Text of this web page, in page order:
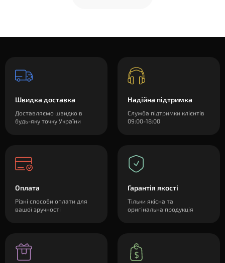
Швидка доставка
Доставляємо швидко в
будь-яку точку України
Надійна підтримка
Служба підтримки клієнтів
09:00-18:00
Оплата
Різні способи оплати для
вашої зручності
Гарантія якості
Тільки якісна та
оригінальна продукція